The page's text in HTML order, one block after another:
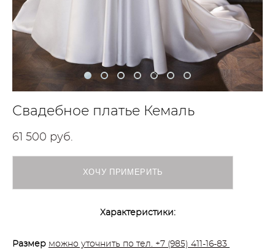
Свадебное платье Кемаль
61 500 pуб.
ХОЧУ ПРИМЕРИТЬ
Характеристики:
Размер можно уточнить по тел. +7 (985) 411-16-83